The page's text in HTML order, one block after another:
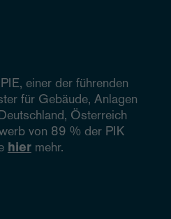
einer der führenden
für Gebäude, Anlagen
Österreich
von 89 % der PIK
hiermehr.